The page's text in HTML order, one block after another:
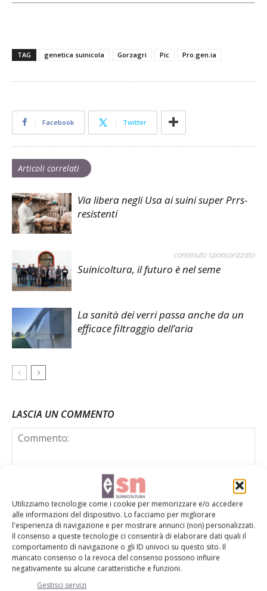
Utilizziamo tecnologie come i cookie per memorizzare e/o accedere
alle informazioni del dispositivo. Lo facciamo per migliorare
l'esperienza di navigazione e per mostrare annunci (non) personalizzati.
Il consenso a queste tecnologie ci consentirà di elaborare dati quali il
comportamento di navigazione o gli ID univoci su questo sito. Il
mancato consenso o la revoca del consenso possono influire
negativamente su alcune caratteristiche e funzioni.
Gestisci servizi
TAG genetica suinicola Gorzagri Pic Pro.gen.ia
Facebook Twitter
Articoli correlati
Via libera negli Usa ai suini super Prrs-
resistenti
contenuto sponsorizzato
Suinicoltura, il futuro è nel seme
La sanità dei verri passa anche da un
efficace filtraggio dell’aria
LASCIA UN COMMENTO